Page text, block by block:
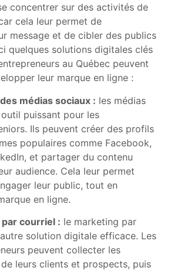
concentrer sur des activités de
cela leur permet de
message et de cibler des publics
quelques solutions digitales clés
au Québec peuvent
leur marque en ligne :
médias sociaux : les médias
puissant pour les
Ils peuvent créer des profils
populaires comme Facebook,
et partager du contenu
audience. Cela leur permet
leur public, tout en
en ligne.
courriel : le marketing par
solution digitale efficace. Les
peuvent collecter les
leurs clients et prospects, puis